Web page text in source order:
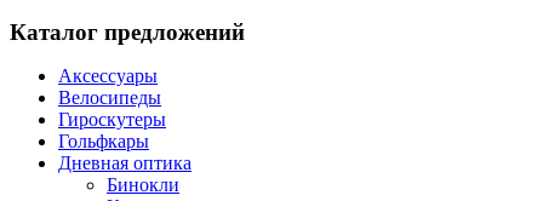
Каталог предложений
Аксессуары
Велосипеды
Гироскутеры
Гольфкары
Дневная оптика
Бинокли